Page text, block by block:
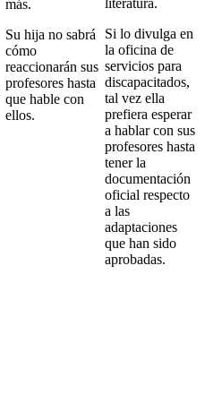
más.
Su hija no sabrá
cómo
reaccionarán sus
profesores hasta
que hable con
ellos.
literatura.
Si lo divulga en
la oficina de
servicios para
discapacitados,
tal vez ella
prefiera esperar
a hablar con sus
profesores hasta
tener la
documentación
oficial respecto
a las
adaptaciones
que han sido
aprobadas.